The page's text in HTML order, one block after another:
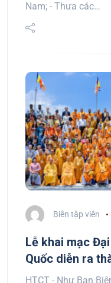
Nam; - Thưa các…
Biên tập viên
Lễ khai mạc
Quốc diễn ra
HTCT - Như Ban